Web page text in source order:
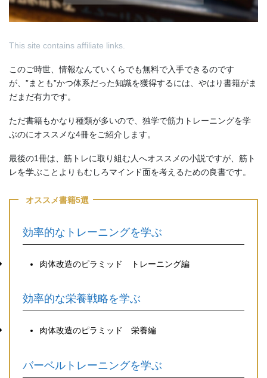
This site contains affiliate links.
このご時世、情報なんていくらでも無料で入手できるのです
が、”まとも”かつ体系だった知識を獲得するには、やはり書籍がま
だまだ有力です。
ただ書籍もかなり種類が多いので、独学で筋力トレーニングを学
ぶのにオススメな4冊をご紹介します。
最後の1冊は、筋トレに取り組む人へオススメの小説ですが、筋ト
レを学ぶことよりもむしろマインド面を考えるための良書です。
オススメ書籍5選
効率的なトレーニングを学ぶ
肉体改造のピラミッド トレーニング編
効率的な栄養戦略を学ぶ
肉体改造のピラミッド 栄養編
バーベルトレーニングを学ぶ